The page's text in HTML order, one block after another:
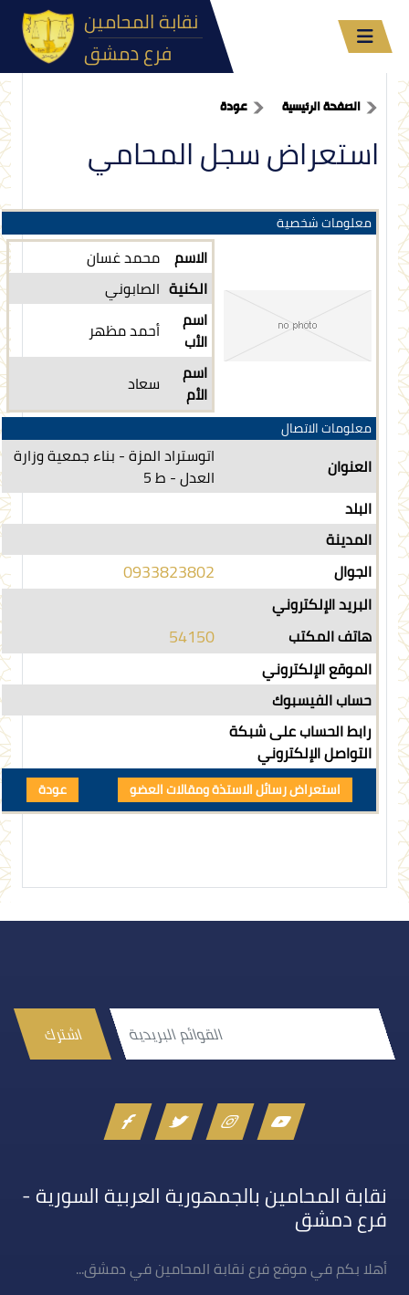
فرع دمشق
الصفحة الرئيسية عودة
استعراض سجل المحامي
معلومات شخصية
الاسم محمد غسان
الكنية الصابوني
اسم
الأب
أحمد مظهر
اسم
الأم
سعاد
معلومات الاتصال
العنوان
اتوستراد المزة - بناء جمعية وزارة
العدل - ط 5
البلد
المدينة
الجوال
0933823802
البريد الإلكتروني
هاتف المكتب
54150
الموقع الإلكتروني
حساب الفيسبوك
رابط الحساب على شبكة
التواصل الإلكتروني
اشترك
نقابة المحامين بالجمهورية العربية السورية -
فرع دمشق
أهلا بكم في موقع فرع نقابة المحامين في دمشق...